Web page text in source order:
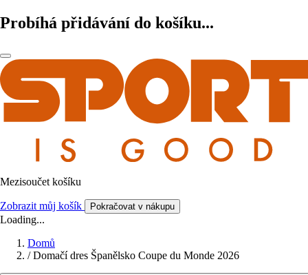
Probíhá přidávání do košíku...
Mezisoučet košíku
Zobrazit můj košík Pokračovat v nákupu
Loading...
Domů
/ Domačí dres Španělsko Coupe du Monde 2026